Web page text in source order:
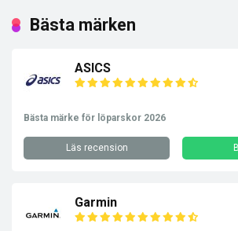
Bästa märken
ASICS
Bästa märke för löparskor 2026
Läs recension
Garmin